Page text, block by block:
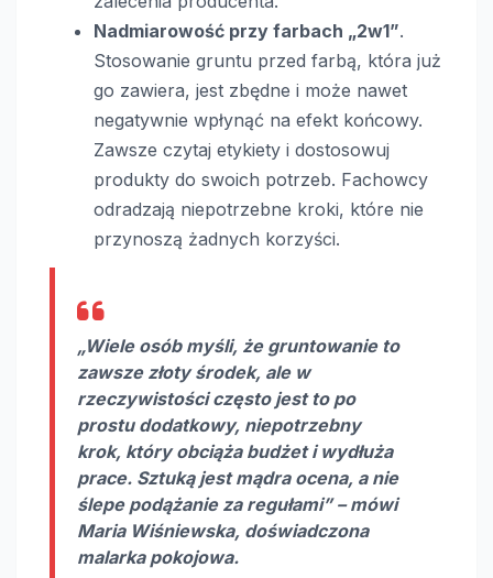
Nadmiarowość przy farbach „2w1”.
Stosowanie gruntu przed farbą, która już
go zawiera, jest zbędne i może nawet
negatywnie wpłynąć na efekt końcowy.
Zawsze czytaj etykiety i dostosowuj
produkty do swoich potrzeb. Fachowcy
odradzają niepotrzebne kroki, które nie
przynoszą żadnych korzyści.
„Wiele osób myśli, że gruntowanie to
zawsze złoty środek, ale w
rzeczywistości często jest to po
prostu dodatkowy, niepotrzebny
krok, który obciąża budżet i wydłuża
prace. Sztuką jest mądra ocena, a nie
ślepe podążanie za regułami” – mówi
Maria Wiśniewska, doświadczona
malarka pokojowa.